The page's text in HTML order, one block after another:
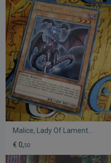
Malice, Lady Of Lament
μεταχειρισμένη κάρτα Yu-
Gi-Oh
€ 0,50